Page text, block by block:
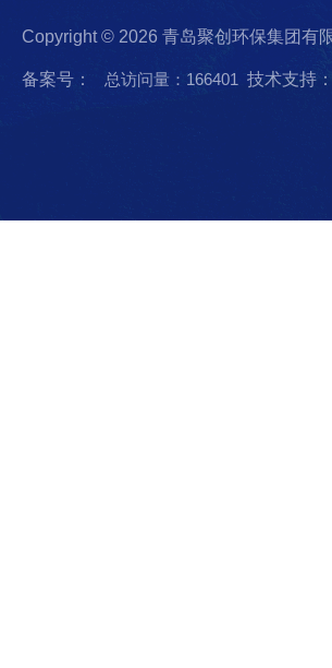
Copyright © 2026 青岛聚创环保集团有
备案号： 总访问量：166401 技术支持